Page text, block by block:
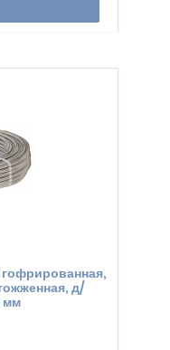
д/
мм